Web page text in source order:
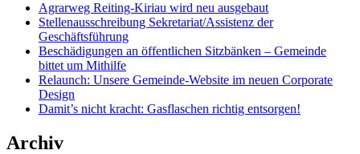
Agrarweg Reiting-Kiriau wird neu ausgebaut
Stellenausschreibung Sekretariat/Assistenz der
Geschäftsführung
Beschädigungen an öffentlichen Sitzbänken – Gemeinde
bittet um Mithilfe
Relaunch: Unsere Gemeinde-Website im neuen Corporate
Design
Damit’s nicht kracht: Gasflaschen richtig entsorgen!
Archiv